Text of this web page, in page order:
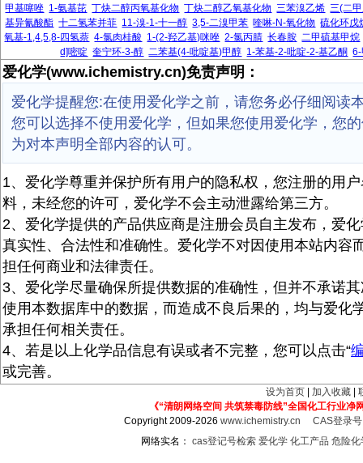
甲基噻唑 1-氨基芘 丁炔二醇丙氧基化物 丁炔二醇乙氧基化物 三苯溴乙烯 三(二
基异氰酸酯 十二氢苯并菲 11-溴-1-十一醇 3,5-二溴甲苯 喹啉-N-氧化物 硫化环戊
氧基-1,4,5,8-四氢萘 4-氯肉桂酸 1-(2-羟乙基)咪唑 2-氯丙腈 长春胺 二甲硫基甲烷
d]嘧啶 奎宁环-3-醇 二苯基(4-吡啶基)甲醇 1-苯基-2-吡啶-2-基乙酮
爱化学(www.ichemistry.cn)免责声明：
爱化学提醒您:在使用爱化学之前，请您务必仔细阅读
您可以选择不使用爱化学，但如果您使用爱化学，您
为对本声明全部内容的认可。
1、爱化学尊重并保护所有用户的隐私权，您注册的用
料，未经您的许可，爱化学不会主动泄露给第三方。
2、爱化学提供的产品供应商是注册会员自主发布，爱
真实性、合法性和准确性。爱化学不对因使用本站内容
担任何商业和法律责任。
3、爱化学尽量确保所提供数据的准确性，但并不承诺
使用本数据库中的数据，而造成不良后果的，均与爱化
承担任何相关责任。
4、若是以上化学品信息有误或者不完整，您可以点击“
或完善。
设为首页 加入收藏
《“清朗网络空间 共筑禁毒防线”全国化工行业净
Copyright 2009-2026www.ichemistry.cn
CAS登录
网络实名： cas登记号检索 爱化学 化工产品 危险化